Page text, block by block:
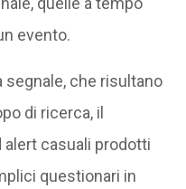
evento.
segnale, che risultano
di ricerca, il
casuali prodotti
questionari in